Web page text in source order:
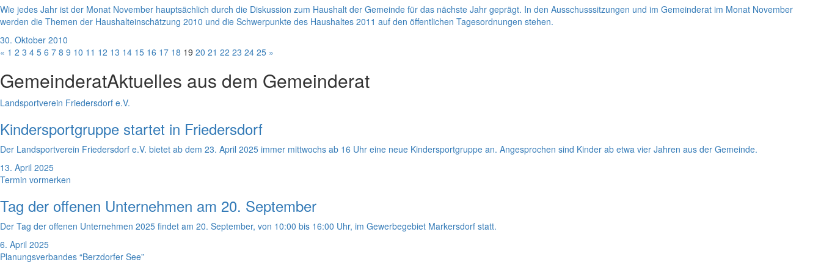
Wie jedes Jahr ist der Monat November hauptsächlich durch die Diskussion zum Haushalt der Gemeinde für das nächste Jahr geprägt. In den Ausschusssitzungen und im Gemeinderat im Monat November
werden die Themen der Haushalteinschätzung 2010 und die Schwerpunkte des Haushaltes 2011 auf den öffentlichen Tagesordnungen stehen.
30. Oktober 2010
« 1 2 3 4 5 6 7 8 9 10 11 12 13 14 15 16 17 18 19 20 21 22 23 24 25 »
GemeinderatAktuelles aus dem Gemeinderat
Landsportverein Friedersdorf e.V.
Kindersportgruppe startet in Friedersdorf
Der Landsportverein Friedersdorf e.V. bietet ab dem 23. April 2025 immer mittwochs ab 16 Uhr eine neue Kindersportgruppe an. Angesprochen sind Kinder ab etwa vier Jahren aus der Gemeinde.
13. April 2025
Termin vormerken
Tag der offenen Unternehmen am 20. September
Der Tag der offenen Unternehmen 2025 findet am 20. September, von 10:00 bis 16:00 Uhr, im Gewerbegebiet Markersdorf statt.
6. April 2025
Planungsverbandes “Berzdorfer See”